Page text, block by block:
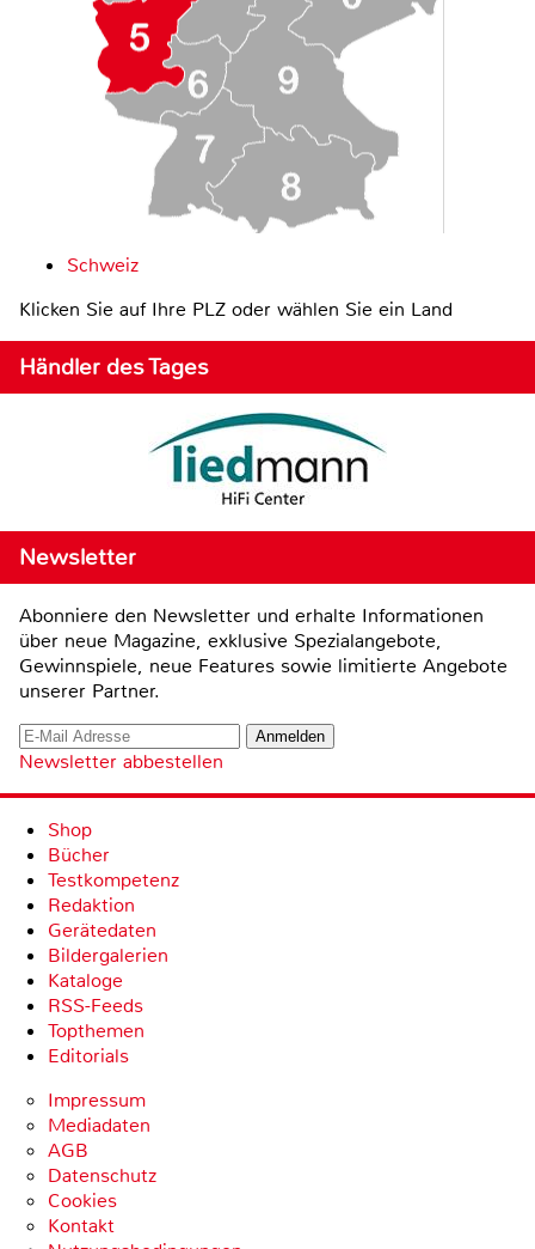
Schweiz
Klicken Sie auf Ihre PLZ oder wählen Sie ein Land
Händler des Tages
Newsletter
Abonniere den Newsletter und erhalte Informationen
über neue Magazine, exklusive Spezialangebote,
Gewinnspiele, neue Features sowie limitierte Angebote
unserer Partner.
Newsletter abbestellen
Shop
Bücher
Testkompetenz
Redaktion
Gerätedaten
Bildergalerien
Kataloge
RSS-Feeds
Topthemen
Editorials
Impressum
Mediadaten
AGB
Datenschutz
Cookies
Kontakt